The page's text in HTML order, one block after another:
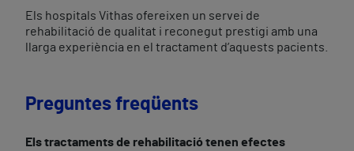
Els hospitals Vithas ofereixen un servei de
rehabilitació de qualitat i reconegut prestigi amb una
llarga experiència en el tractament d’aquests pacients.
Preguntes freqüents
Els tractaments de rehabilitació tenen efectes